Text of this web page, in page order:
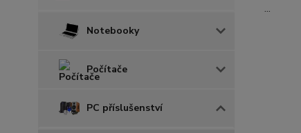
Notebooky
Počítače
PC příslušenství
...